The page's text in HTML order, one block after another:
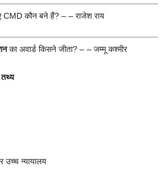
कौन बने हैं? – – राजेश राय
का अवार्ड किसने जीता? – – जम्मू कश्मीर
उच्च न्यायालय